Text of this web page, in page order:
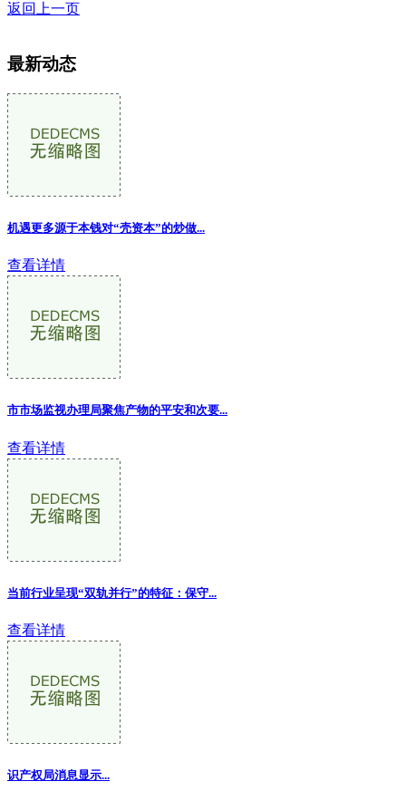
返回上一页
最新动态
机遇更多源于本钱对“壳资本”的炒做...
查看详情
市市场监视办理局聚焦产物的平安和次要...
查看详情
当前行业呈现“双轨并行”的特征：保守...
查看详情
识产权局消息显示...